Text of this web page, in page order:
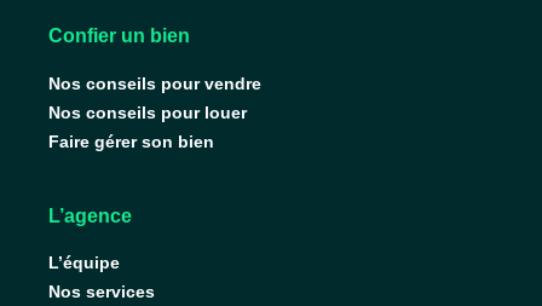
Confier un bien
Nos conseils pour vendre
Nos conseils pour louer
Faire gérer son bien
L’agence
L’équipe
Nos services